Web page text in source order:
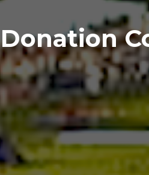
Donation